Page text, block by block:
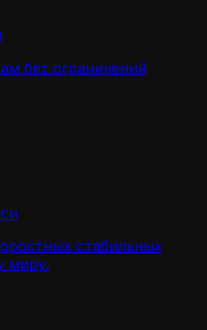
без ограничений
стабильных
миру.